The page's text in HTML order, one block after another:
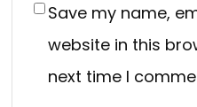
Save my name,
website in this
next time I